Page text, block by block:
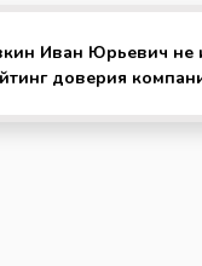
Иван Юрьевич не
доверия